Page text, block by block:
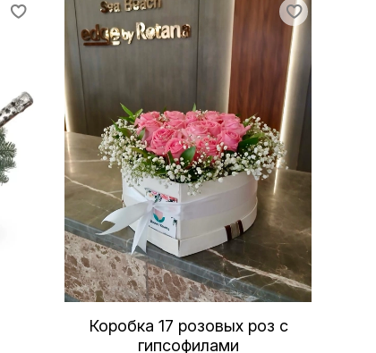
Коробка 17 розовых роз с
гипсофилами